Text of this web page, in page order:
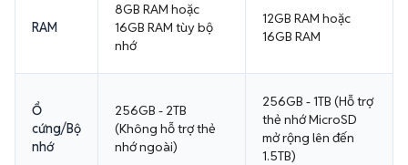
RAM
8GB RAM hoặc
16GB RAM tùy bộ
nhớ
12GB RAM hoặc
16GB RAM
Ổ
cứng/Bộ
nhớ
256GB - 2TB
(Không hỗ trợ thẻ
nhớ ngoài)
256GB - 1TB (Hỗ trợ
thẻ nhớ MicroSD
mở rộng lên đến
1.5TB)